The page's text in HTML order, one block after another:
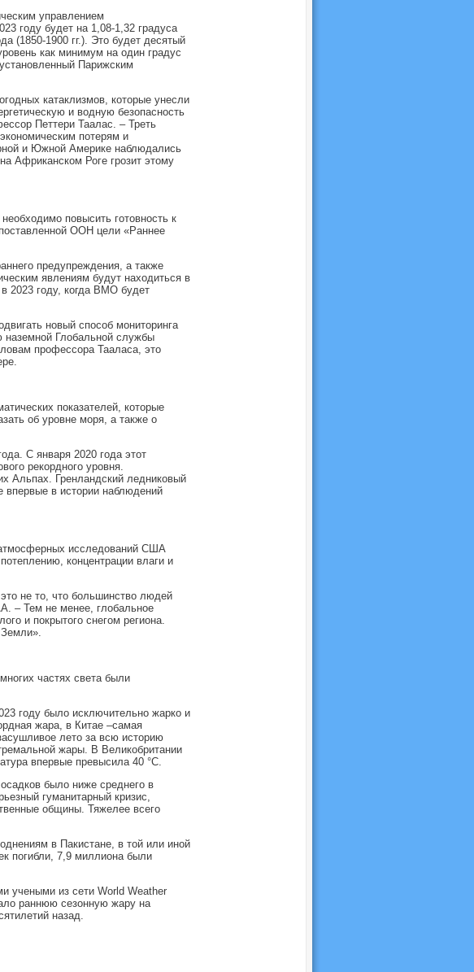
управлением
году будет на 1,08-1,32 градуса
(1850-1900 гг.). Это будет десятый
как минимум на один градус
Парижским
катаклизмов, которые унесли
и водную безопасность
Петтери Таалас. – Треть
потерям и
и Южной Америке наблюдались
Африканском Роге грозит этому
повысить готовность к
ООН цели «Раннее
предупреждения, а также
явлениям будут находиться в
2023 году, когда ВМО будет
новый способ мониторинга
наземной Глобальной службы
профессора Тааласа, это
показателей, которые
об уровне моря, а также о
С января 2020 года этот
рекордного уровня.
Альпах. Гренландский ледниковый
впервые в истории наблюдений
атмосферных исследований США
концентрации влаги и
не то, что большинство людей
– Тем не менее, глобальное
и покрытого снегом региона.
Земли».
частях света были
году было исключительно жарко и
жара, в Китае –самая
лето за всю историю
жары. В Великобритании
впервые превысила 40 °C.
было ниже среднего в
гуманитарный кризис,
общины. Тяжелее всего
в Пакистане, в той или иной
погибли, 7,9 миллиона были
учеными из сети World Weather
раннюю сезонную жару на
назад.